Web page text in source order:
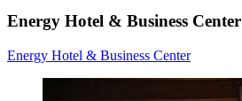
Energy Hotel & Business Center
Energy Hotel & Business Center